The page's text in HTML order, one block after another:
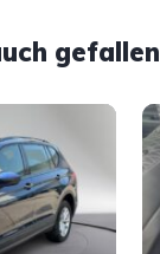
gefallen